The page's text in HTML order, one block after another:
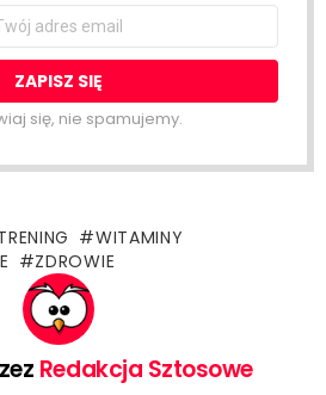
się, nie spamujemy.
WITAMINY
ZDROWIE
Redakcja Sztosowe